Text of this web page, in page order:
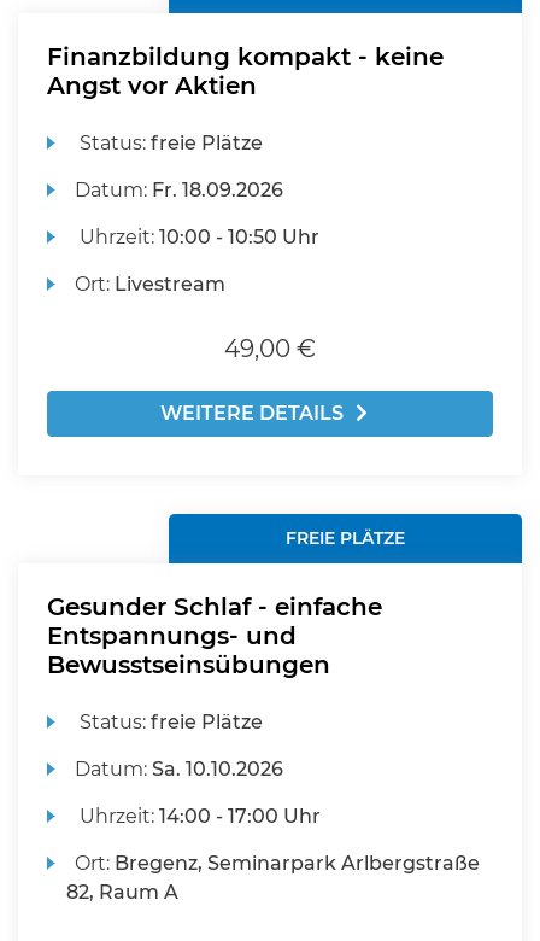
Finanzbildung kompakt - keine
Angst vor Aktien
Status:freie Plätze
Datum: Fr. 18.09.2026
Uhrzeit:10:00 - 10:50 Uhr
Ort: Livestream
49,00 €
WEITERE DETAILS
FREIE PLÄTZE
Gesunder Schlaf - einfache
Entspannungs- und
Bewusstseinsübungen
Status:freie Plätze
Datum:Sa. 10.10.2026
Uhrzeit:14:00 - 17:00 Uhr
Ort: Bregenz, Seminarpark Arlbergstraße
82, Raum A